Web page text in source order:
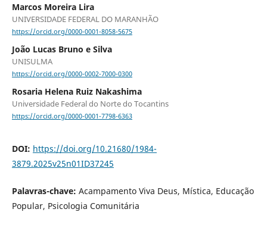
Marcos Moreira Lira
UNIVERSIDADE FEDERAL DO MARANHÃO
https://orcid.org/0000-0001-8058-5675
João Lucas Bruno e Silva
UNISULMA
https://orcid.org/0000-0002-7000-0300
Rosaria Helena Ruiz Nakashima
Universidade Federal do Norte do Tocantins
https://orcid.org/0000-0001-7798-6363
DOI: https://doi.org/10.21680/1984-
3879.2025v25n01ID37245
Palavras-chave: Acampamento Viva Deus, Mística, Educação
Popular, Psicologia Comunitária